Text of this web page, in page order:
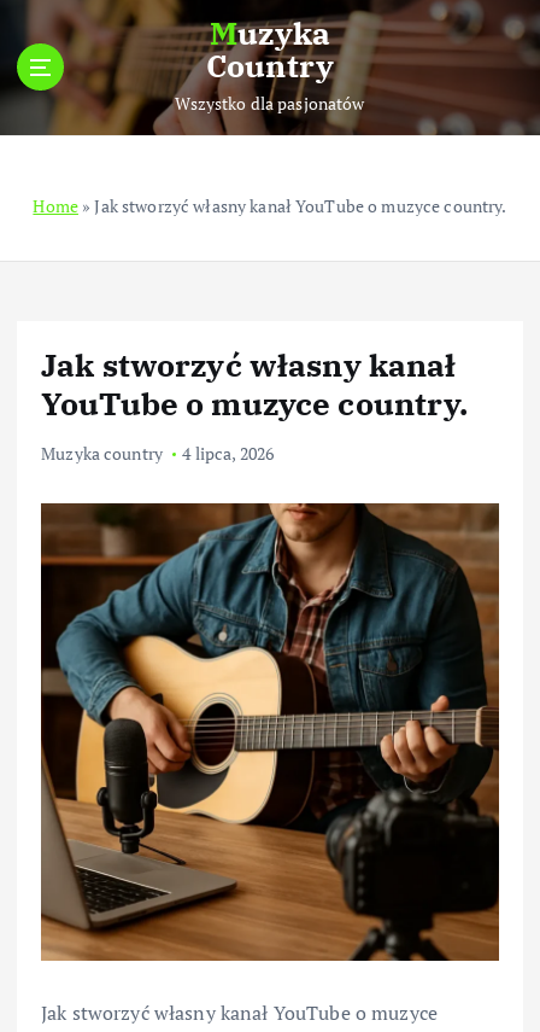
p
t
Muzyka
Country
Wszystko dla pasjonatów
Home»Jak stworzyć własny kanał YouTube o muzyce country.
Jak stworzyć własny kanał
YouTube o muzyce country.
Muzyka country 4 lipca, 2026
Jak stworzyć własny kanał YouTube o muzyce